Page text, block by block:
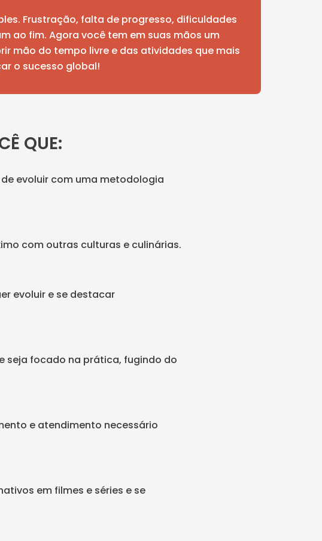
Frustração, falta de progresso, dificuldades
ao fim. Agora você tem em suas mãos um
mão do tempo livre e das atividades que mais
o sucesso global!
QUE:
evoluir com uma metodologia
com outras culturas e culinárias.
evoluir e se destacar
seja focado na prática, fugindo do
e atendimento necessário
em filmes e séries e se